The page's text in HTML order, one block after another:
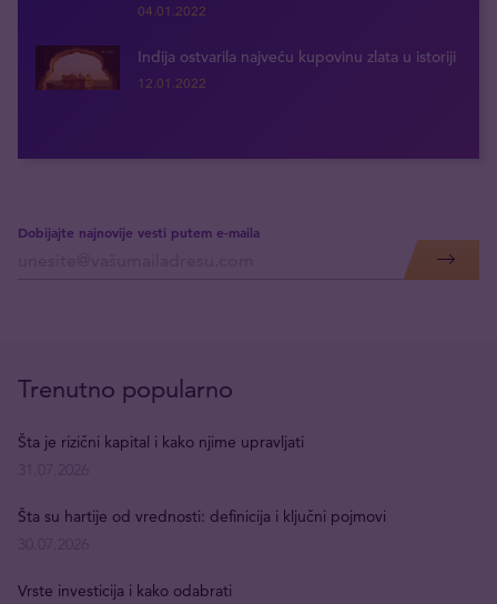
04.01.2022
Indija ostvarila najveću kupovinu zlata u istoriji
12.01.2022
Dobijajte najnovije vesti putem e-maila
Trenutno popularno
Šta je rizični kapital i kako njime upravljati
Šta su hartije od vrednosti: definicija i ključni pojmovi
Vrste investicija i kako odabrati